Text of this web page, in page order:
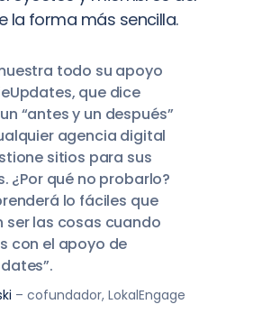
la forma más sencilla.
todo su apoyo
que dice
“antes y un después”
agencia digital
sitios para sus
¿Por qué no probarlo?
lo fáciles que
ser las cosas cuando
con el apoyo de
– cofundador, LokalEngage